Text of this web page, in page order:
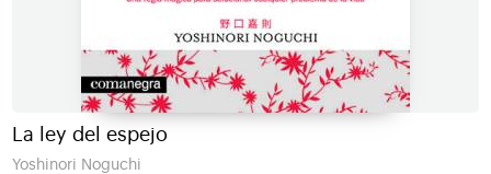
La ley del espejo
Yoshinori Noguchi